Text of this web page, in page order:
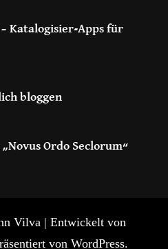
Katalogisier-Apps für
bloggen
Ordo Seclorum“
Vilva | Entwickelt von
von WordPress.